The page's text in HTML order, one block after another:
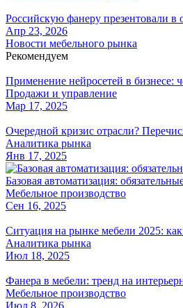
Российскую фанеру презентовали
Апр 23, 2026
Новости мебельного рынка
Рекомендуем
Применение нейросетей в
Продажи и управление
Мар 17, 2025
Очередной кризис отрасли?
Аналитика рынка
Янв 17, 2025
Базовая автоматизация:
Мебельное производство
Сен 16, 2025
Ситуация на рынке мебели 2025:
Аналитика рынка
Июл 18, 2025
Фанера в мебели: тренд на
Мебельное производство
Июл 8, 2026